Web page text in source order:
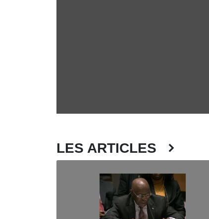
LES ARTICLES